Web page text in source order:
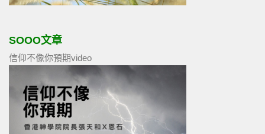
SOOO文章
信仰不像你預期video